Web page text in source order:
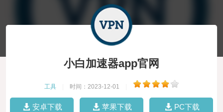
小白加速器app官网
工具 时间：2023-12-01
安卓下载 苹果下载 PC下载